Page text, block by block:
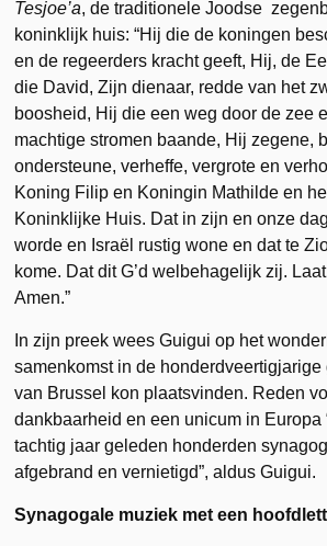
Tesjoe’a, de traditionele Joodse
koninklijk huis: “Hij die de koningen
en de regeerders kracht geeft, Hij, de
die David, Zijn dienaar, redde van het
boosheid, Hij die een weg door de zee
machtige stromen baande, Hij zegene,
ondersteune, verheffe, vergrote en
Koning Filip en Koningin Mathilde en
Koninklijke Huis. Dat in zijn en onze
worde en Israël rustig wone en dat te
kome. Dat dit G’d welbehagelijk zij.
Amen.”
In zijn preek wees Guigui op het
samenkomst in de honderdveertigjarige
van Brussel kon plaatsvinden. Reden
dankbaarheid en een unicum in Europa
tachtig jaar geleden honderden
afgebrand en vernietigd”, aldus Guigui.
Synagogale muziek met een